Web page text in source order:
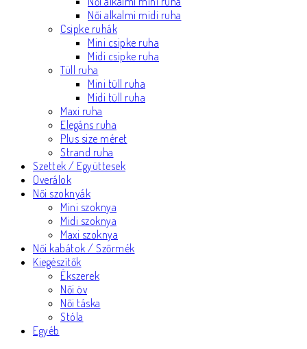
Női alkalmi midi ruha
Csipke ruhák
Mini csipke ruha
Midi csipke ruha
Tüll ruha
Mini tüll ruha
Midi tüll ruha
Maxi ruha
Elegáns ruha
Plus size méret
Strand ruha
Szettek / Együttesek
Overálok
Női szoknyák
Mini szoknya
Midi szoknya
Maxi szoknya
Női kabátok / Szőrmék
Kiegészítők
Ékszerek
Női öv
Női táska
Stóla
Egyéb